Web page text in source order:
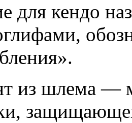
для кендо
из шлема —